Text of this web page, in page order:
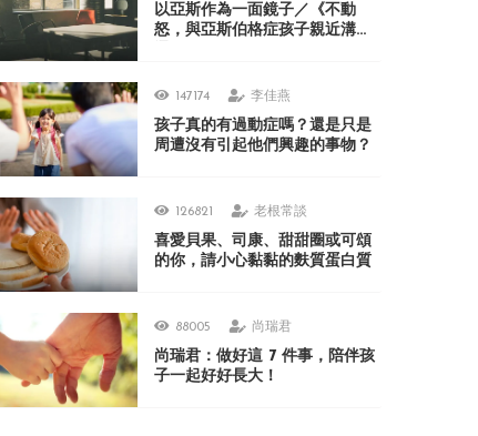
以亞斯作為一面鏡子／《不動
怒，與亞斯伯格症孩子親近溝
147174 李佳燕
孩子真的有過動症嗎？還是只是
周遭沒有引起他們興趣的事物？
126821 老根常談
喜愛貝果、司康、甜甜圈或可頌
的你，請小心黏黏的麩質蛋白質
88005 尚瑞君
尚瑞君：做好這 7 件事，陪伴孩
子一起好好長大！